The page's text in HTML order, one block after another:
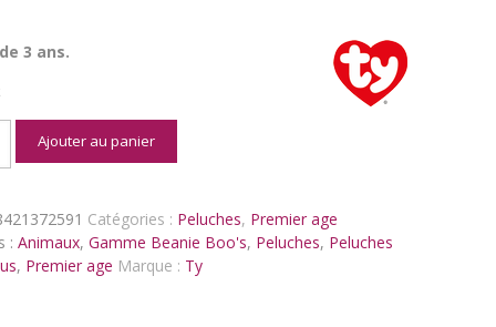
3 ans.
Ajouter au panier
Catégories : Peluches, Premier age
: Animaux, Gamme Beanie Boo's, Peluches, Peluches
, Premier age Marque : Ty